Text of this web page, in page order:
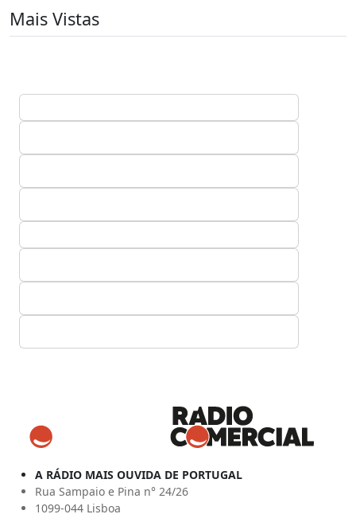
Mais Vistas
A RÁDIO MAIS OUVIDA DE PORTUGAL
Rua Sampaio e Pina n° 24/26
1099-044 Lisboa